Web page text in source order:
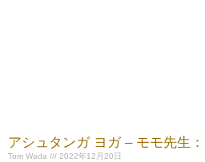
アシュタンガ ヨガ – モモ先生
Tom Wada 2022年12月20日